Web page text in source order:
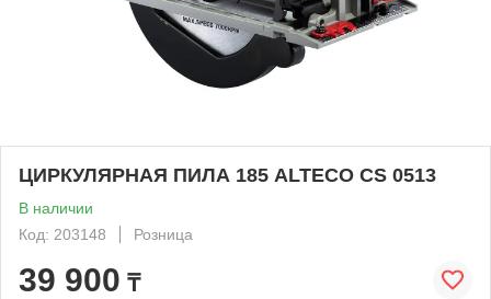
ЦИРКУЛЯРНАЯ ПИЛА 185 ALTECO CS 0513
В наличии
Код: 203148
Розница
39 900 ₸